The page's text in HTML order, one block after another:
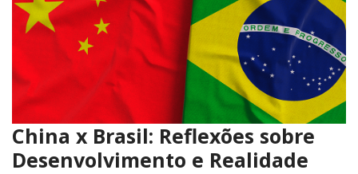
China x Brasil: Reflexões sobre
Desenvolvimento e Realidade